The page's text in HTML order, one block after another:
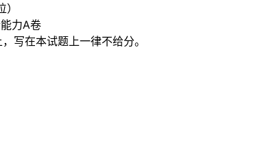
力A卷
写在本试题上一律不给分。